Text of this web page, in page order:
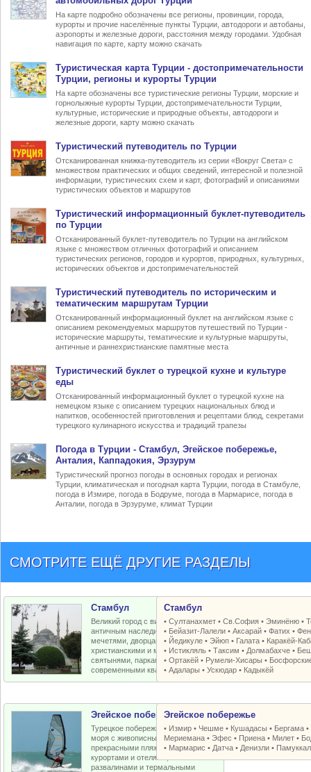
На карте подробно обозначены все регионы, провинции, города,
курорты и прочие населённые пункты Турции, автодороги и автобаны,
аэропорты и железные дороги, расстояния между городами. Удобная
навигация по карте, карту можно скачать
Туристическая карта Турции - достопримечательности
Турции, регионы и курорты Турции
На карте обозначены все туристические регионы Турции, морские и
горнолыжные курорты Турции, достопримечательности Турции,
культурные, исторические и природные объекты, автодороги и
железные дороги, карту можно скачать
Туристический путеводитель по Турции
Отсканированная книжка-путеводитель из серии «Вокруг Света» с
множеством практических и общих сведений, интересной и полезной
информации, туристических схем и карт, фотографий и описаниями
туристических объектов и маршрутов
Туристический информационный буклет-путеводитель
по Турции
Отсканированный буклет-путеводитель по Турции на английском
языке с множеством отличных фотографий и описанием
туристических регионов, городов и курортов, природных, культурных,
исторических объектов и достопримечательностей
Туристический путеводитель по историческим и
тематическим маршрутам Турции
Отсканированный информационный буклет на английском языке с
описанием рекомендуемых маршрутов путешествий по Турции -
исторические маршруты, тематические и культурные маршруты,
античные и раннехристианские памятные места
Туристический буклет о турецкой кухнеи культуре
еды
Отсканированный информационный буклет о турецкой кухне на
немецком языке с описанием турецких национальных блюд и
напитков, особенностей приготовления и рецептами блюд, секретами
турецкого кулинарного искусства и традиций трапезы
Погода в Турции - Стамбул, Эгейское побережье,
Анталия, Каппадокия, Эрзурум
Туристический прогноз погоды в основных городах и регионах
Турции, климатическая и погодная карта Турции, погода в Стамбуле,
погода в Измире, погода в Бодруме, погода в Мармарисе, погода в
Анталии, погода в Эрзуруме, климат Турции
СМОТРИТЕ ЕЩЁ ДРУГИЕ РАЗДЕЛЫ
Стамбул
Великий город с византийским и
античным наследием, османскими
мечетями, дворцами, крепостями,
христианскими и мусульманскими
святынями, парками, старыми и
современными кварталами
Стамбул
•Султанахмет •Св.София •Эминёню •
• Бейазит-Лалели •Аксарай •Фатих •
• Йедикуле •Эйюп • Галата • Каракёй-
• Истикляль •Таксим • Долмабахче •
•Ортакёй • Румели-Xисары •
•Адалары •Ускюдар • Кадыкёй
Эгейское побережье
Турецкое побережье Эгейского
моря с живописными бухтами,
прекрасными пляжами, отличными
курортами и отелями, античными
развалинами и термальными
Эгейское побережье
• Измир • Чешме • Кушадасы • Бергама •
Мериемана •Эфес • Приена • Милет •
• Мармарис • Датча • Денизли •